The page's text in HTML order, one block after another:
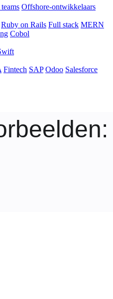
Offshore-ontwikkelaars
Ruby on Rails Full stack MERN
Cobol
Fintech SAP Odoo Salesforce
: